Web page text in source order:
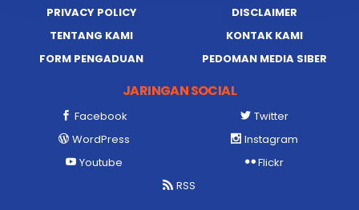
PRIVACY POLICY
DISCLAIMER
TENTANG KAMI
KONTAK KAMI
FORM PENGADUAN
PEDOMAN MEDIA SIBER
JARINGAN SOCIAL
Facebook
Twitter
WordPress
Instagram
Youtube
Flickr
RSS